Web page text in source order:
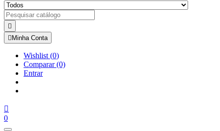

 Minha Conta
Wishlist (0)
Comparar(0)
Entrar

0